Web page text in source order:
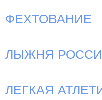
ФЕХТОВАНИЕ
ЛЫЖНЯ
ЛЕГКАЯ